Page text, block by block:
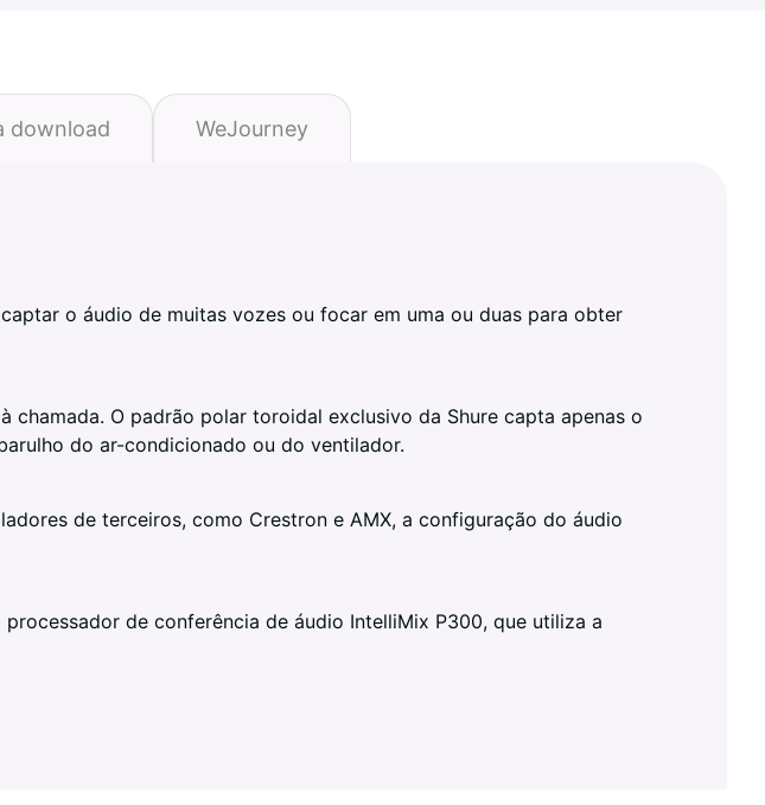
download WeJourney
o áudio de muitas vozes ou focar em uma ou duas para obter
O padrão polar toroidal exclusivo da Shure capta apenas o
do ar-condicionado ou do ventilador.
de terceiros, como Crestron e AMX, a configuração do áudio
de conferência de áudio IntelliMix P300, que utiliza a